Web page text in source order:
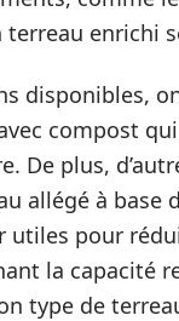
terreau enrichi
disponibles,
compost
De plus,
allégé à base
utiles pour
la capacité
type de